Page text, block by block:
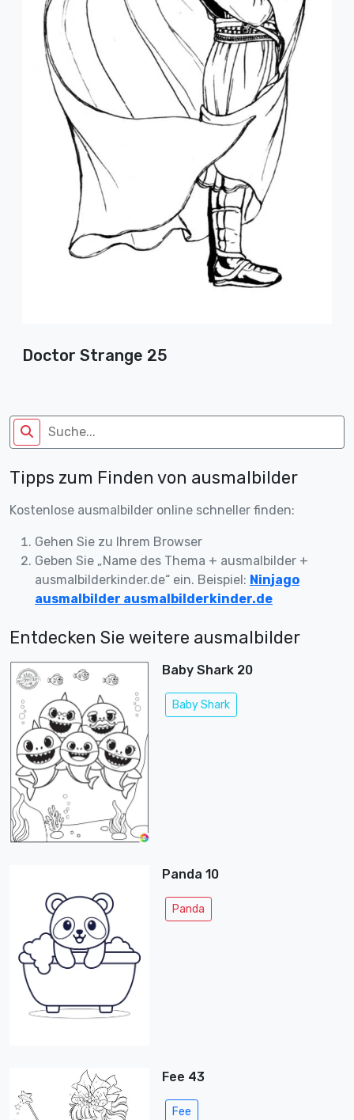
Doctor Strange 25
Tipps zum Finden von ausmalbilder
Kostenlose ausmalbilder online schneller finden:
Gehen Sie zu Ihrem Browser
Geben Sie „Name des Thema + ausmalbilder +
ausmalbilderkinder.de“ ein. Beispiel: Ninjago
ausmalbilder ausmalbilderkinder.de
Entdecken Sie weitere ausmalbilder
Baby Shark 20
Baby Shark
Panda 10
Panda
Fee 43
Fee